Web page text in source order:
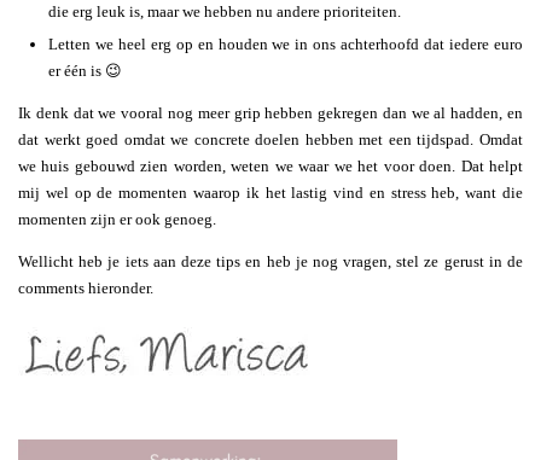
die erg leuk is, maar we hebben nu andere prioriteiten.
Letten we heel erg op en houden we in ons achterhoofd dat iedere euro
er één is 😉
Ik denk dat we vooral nog meer grip hebben gekregen dan we al hadden, en
dat werkt goed omdat we concrete doelen hebben met een tijdspad. Omdat
we huis gebouwd zien worden, weten we waar we het voor doen. Dat helpt
mij wel op de momenten waarop ik het lastig vind en stress heb, want die
momenten zijn er ook genoeg.
Wellicht heb je iets aan deze tips en heb je nog vragen, stel ze gerust in de
comments hieronder.